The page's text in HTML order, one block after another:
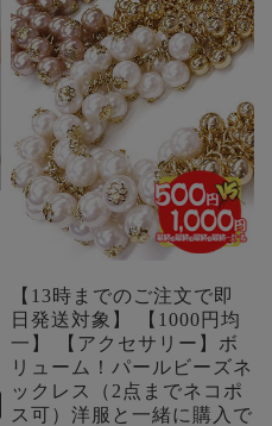
【13時までのご注文で即
日発送対象】 【1000円均
一】 【アクセサリー】ボ
リューム！パールビーズネ
ックレス（2点までネコポ
ス可）洋服と一緒に購入で